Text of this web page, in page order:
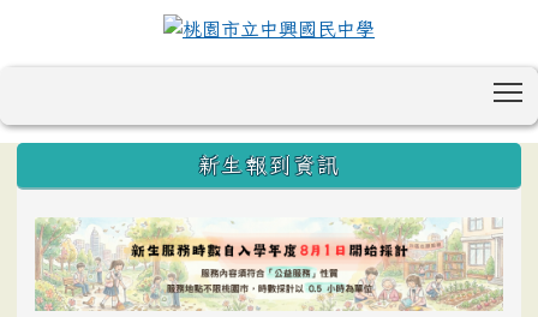
:::
新生報到資訊